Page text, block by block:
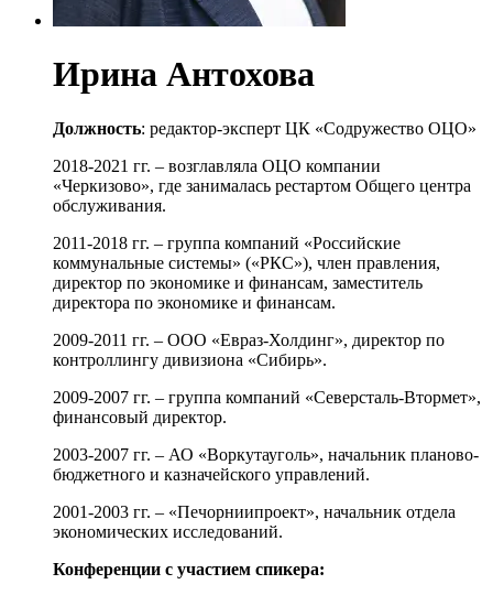
Ирина Антохова
Должность: редактор-эксперт ЦК «Содружество ОЦО»
2018-2021 гг. – возглавляла ОЦО компании
«Черкизово», где занималась рестартом Общего центра
обслуживания.
2011-2018 гг. – группа компаний «Российские
коммунальные системы» («РКС»), член правления,
директор по экономике и финансам, заместитель
директора по экономике и финансам.
2009-2011 гг. – ООО «Евраз-Холдинг», директор по
контроллингу дивизиона «Сибирь».
2009-2007 гг. – группа компаний «Северсталь-Втормет»,
финансовый директор.
2003-2007 гг. – АО «Воркутауголь», начальник планово-
бюджетного и казначейского управлений.
2001-2003 гг. – «Печорниипроект», начальник отдела
экономических исследований.
Конференции с участием спикера: